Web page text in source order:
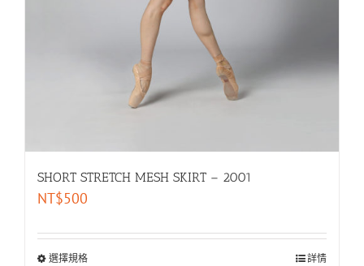
SHORT STRETCH MESH SKIRT – 2001
NT$500
選擇規格 詳情